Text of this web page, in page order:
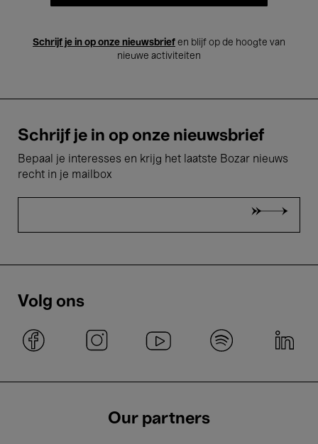
Schrijf je in op onze nieuwsbrief en blijf op de hoogte van
nieuwe activiteiten
Schrijf je in op onze nieuwsbrief
Bepaal je interesses en krijg het laatste Bozar nieuws
recht in je mailbox
Volg ons
Our partners